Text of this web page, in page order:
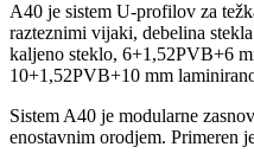
A40 je sistem U-profilov za
razteznimi vijaki, debelina
kaljeno steklo, 6+1,52PVB+6
10+1,52PVB+10 mm
Sistem A40 je modularne
enostavnim orodjem. Primeren